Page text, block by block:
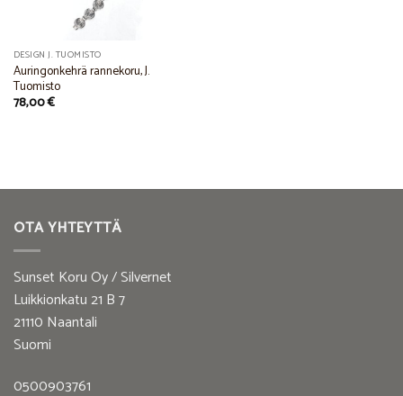
DESIGN J. TUOMISTO
Auringonkehrä rannekoru, J.
Tuomisto
78,00€
OTA YHTEYTTÄ
Sunset Koru Oy / Silvernet
Luikkionkatu 21 B 7
21110 Naantali
Suomi
0500903761